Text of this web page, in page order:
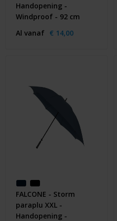
Handopening -
Windproof - 92 cm
Al vanaf € 14,00
FALCONE - Storm
paraplu XXL -
Handopening -